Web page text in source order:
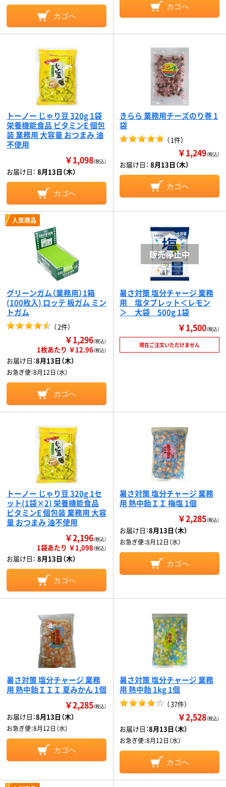
カゴへ
カゴへ
トーノー じゃり豆 320g 1袋
栄養機能食品 ビタミンE 個包
装 業務用 大容量 おつまみ 油
不使用
￥1,098（税込）
お届け日： 8月13日（木）
カゴへ
きらら 業務用チーズのり巻 1
袋
（1件）
￥1,249（税込）
お届け日： 8月13日（木）
カゴへ
人気商品
グリーンガム（業務用）1箱
(100枚入) ロッテ 板ガム ミン
トガム
（2件）
￥1,296（税込）
1枚あたり ￥12.96（税込）
お届け日：8月13日（木）
お急ぎ便：8月12日（水）
カゴへ
暑さ対策 塩分チャージ 業務
用 塩タブレット＜レモン
＞ 大袋 500g 1袋
￥1,500（税込）
現在ご注文いただけません
トーノー じゃり豆 320g 1セ
ット(1袋×2) 栄養機能食品
ビタミンE 個包装 業務用 大容
量 おつまみ 油不使用
￥2,196（税込）
1袋あたり ￥1,098（税込）
お届け日： 8月13日（木）
カゴへ
暑さ対策 塩分チャージ 業務
用 熱中飴ＩＩ 梅塩 1個
￥2,285（税込）
お届け日：8月13日（木）
お急ぎ便：8月12日（水）
カゴへ
暑さ対策 塩分チャージ 業務
用 熱中飴ＩＩＩ 夏みかん 1個
￥2,285（税込）
お届け日：8月13日（木）
お急ぎ便：8月12日（水）
カゴへ
暑さ対策 塩分チャージ 業務
用 熱中飴 1kg 1個
（37件）
￥2,528（税込）
お届け日：8月13日（木）
お急ぎ便：8月12日（水）
カゴへ